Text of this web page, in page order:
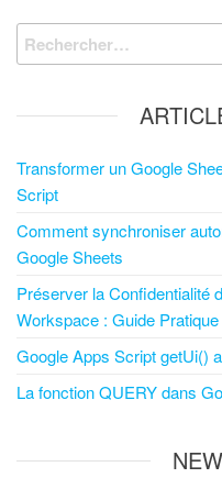
Transformer un Google
Script
Comment synchroniser
Google Sheets
Préserver la Confidentialité
Workspace : Guide Pratique
Google Apps Script getUi()
La fonction QUERY dans